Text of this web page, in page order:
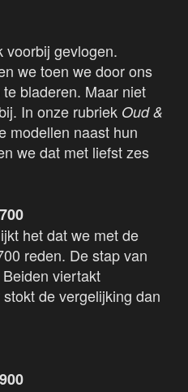
voorbij gevlogen.
we toen we door ons
bladeren. Maar niet
In onze rubriek Oud &
modellen naast hun
we dat met liefst zes
het dat we met de
reden. De stap van
viertakt
de vergelijking dan